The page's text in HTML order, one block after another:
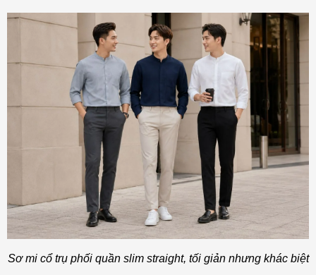
Sơ mi cổ trụ phối quần slim straight, tối giản nhưng khác biệt